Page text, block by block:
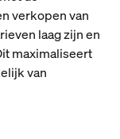
verkopen van
laag zijn en
maximaliseert
van